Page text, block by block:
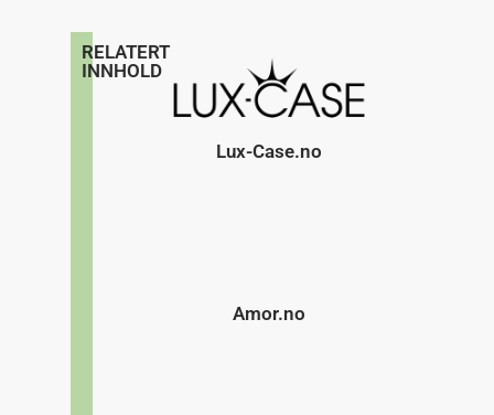
RELATERT
INNHOLD
Lux-Case.no
Amor.no